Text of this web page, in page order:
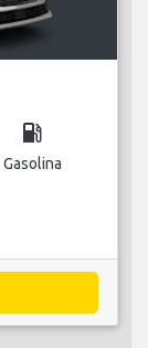
local_gas_station
Gasolina